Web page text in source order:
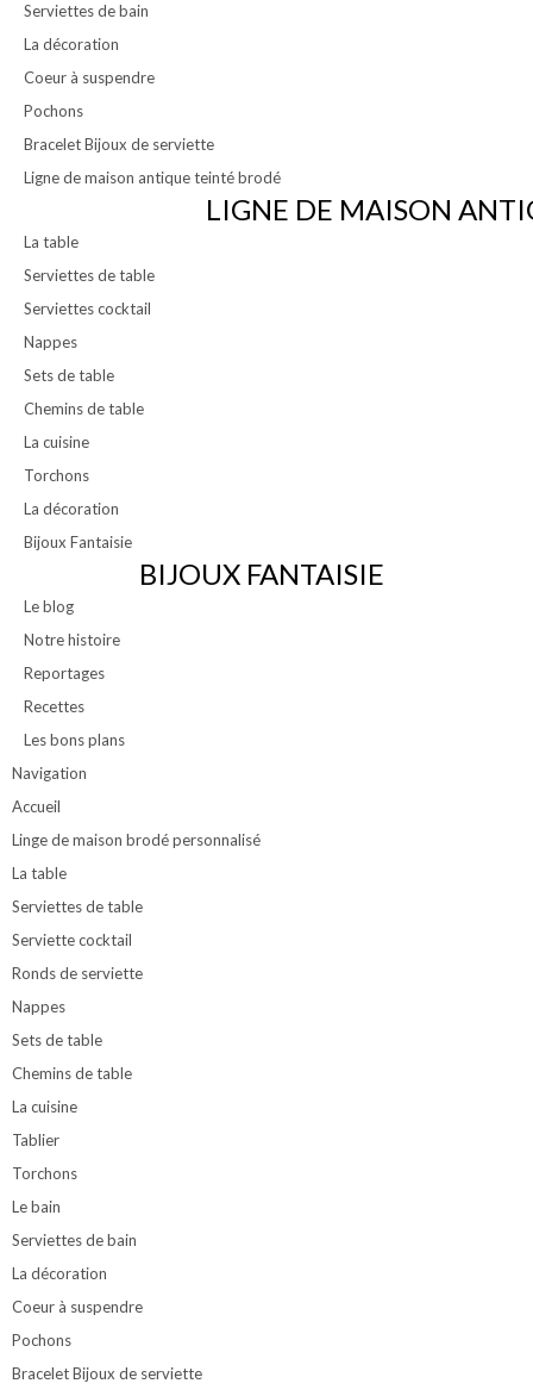
Serviettes de bain
La décoration
Coeur à suspendre
Pochons
Bracelet Bijoux de serviette
Ligne de maison antique teinté brodé
LIGNE DE MAISON
La table
Serviettes de table
Serviettes cocktail
Nappes
Sets de table
Chemins de table
La cuisine
Torchons
La décoration
Bijoux Fantaisie
BIJOUX FANTAISIE
Le blog
Notre histoire
Reportages
Recettes
Les bons plans
Navigation
Accueil
Linge de maison brodé personnalisé
La table
Serviettes de table
Serviette cocktail
Ronds de serviette
Nappes
Sets de table
Chemins de table
La cuisine
Tablier
Torchons
Le bain
Serviettes de bain
La décoration
Coeur à suspendre
Pochons
Bracelet Bijoux de serviette